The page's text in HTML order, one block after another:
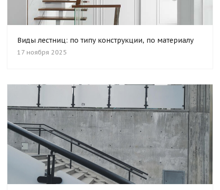
Виды лестниц: по типу конструкции, по материалу
17 ноября 2025